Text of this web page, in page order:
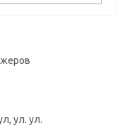
ул. ул.